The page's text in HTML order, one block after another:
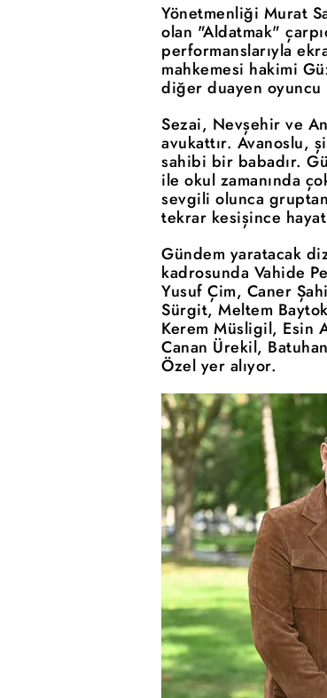
Yönetmenliği Murat
olan "Aldatmak"
performanslarıyla
mahkemesi hakimi
diğer duayen oyuncu
Sezai, Nevşehir ve
avukattır. Avanoslu,
sahibi bir babadır.
ile okul zamanında
sevgili olunca
tekrar kesişince
Gündem yaratacak
kadrosunda Vahide
Yusuf Çim, Caner
Sürgit, Meltem
Kerem Müsligil, Esin
Canan Ürekil,
Özel yer alıyor.